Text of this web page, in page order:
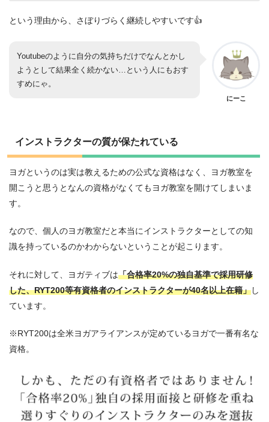
という理由から、さぼりづらく継続しやすいです👍
Youtubeのように自分の気持ちだけでなんとかし
ようとして結果全く続かない…という人にもおす
すめにゃ。
にーこ
インストラクターの質が保たれている
ヨガというのは実は教えるための公式な資格はなく、ヨガ教室を
開こうと思うとなんの資格がなくてもヨガ教室を開けてしまいま
す。
なので、個人のヨガ教室だと本当にインストラクターとしての知
識を持っているのかわからないということが起こります。
それに対して、ヨガティブは「合格率20%の独自基準で採用研修
した、RYT200等有資格者のインストラクターが40名以上在籍」 し
ています。
※RYT200は全米ヨガアライアンスが定めているヨガで一番有名な
資格。